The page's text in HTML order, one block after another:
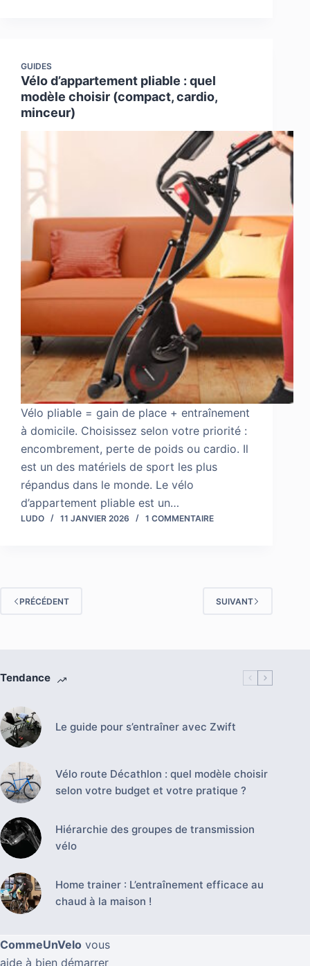
GUIDES
Vélo d’appartement pliable : quel
modèle choisir (compact, cardio,
minceur)
Vélo pliable = gain de place + entraînement
à domicile. Choisissez selon votre priorité :
encombrement, perte de poids ou cardio. Il
est un des matériels de sport les plus
répandus dans le monde. Le vélo
d’appartement pliable est un…
LUDO 11 JANVIER 2026 1 COMMENTAIRE
PRÉCÉDENT SUIVANT
Tendance
Le guide pour s’entraîner avec Zwift
Vélo route Décathlon : quel modèle choisir
selon votre budget et votre pratique ?
Hiérarchie des groupes de transmission
vélo
Home trainer : L’entraînement efficace au
chaud à la maison !
CommeUnVelo vous
aide à bien démarrer